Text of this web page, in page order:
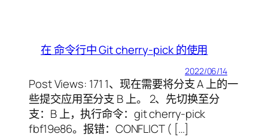
在 命令行中 Git cherry-pick 的使用
2022/06/14
Post Views: 171 1、现在需要将分支 A 上的一
些提交应用至分支 B 上。 2、先切换至分
支：B 上，执行命令：git cherry-pick
fbf19e86。报错：CONFLICT ( […]